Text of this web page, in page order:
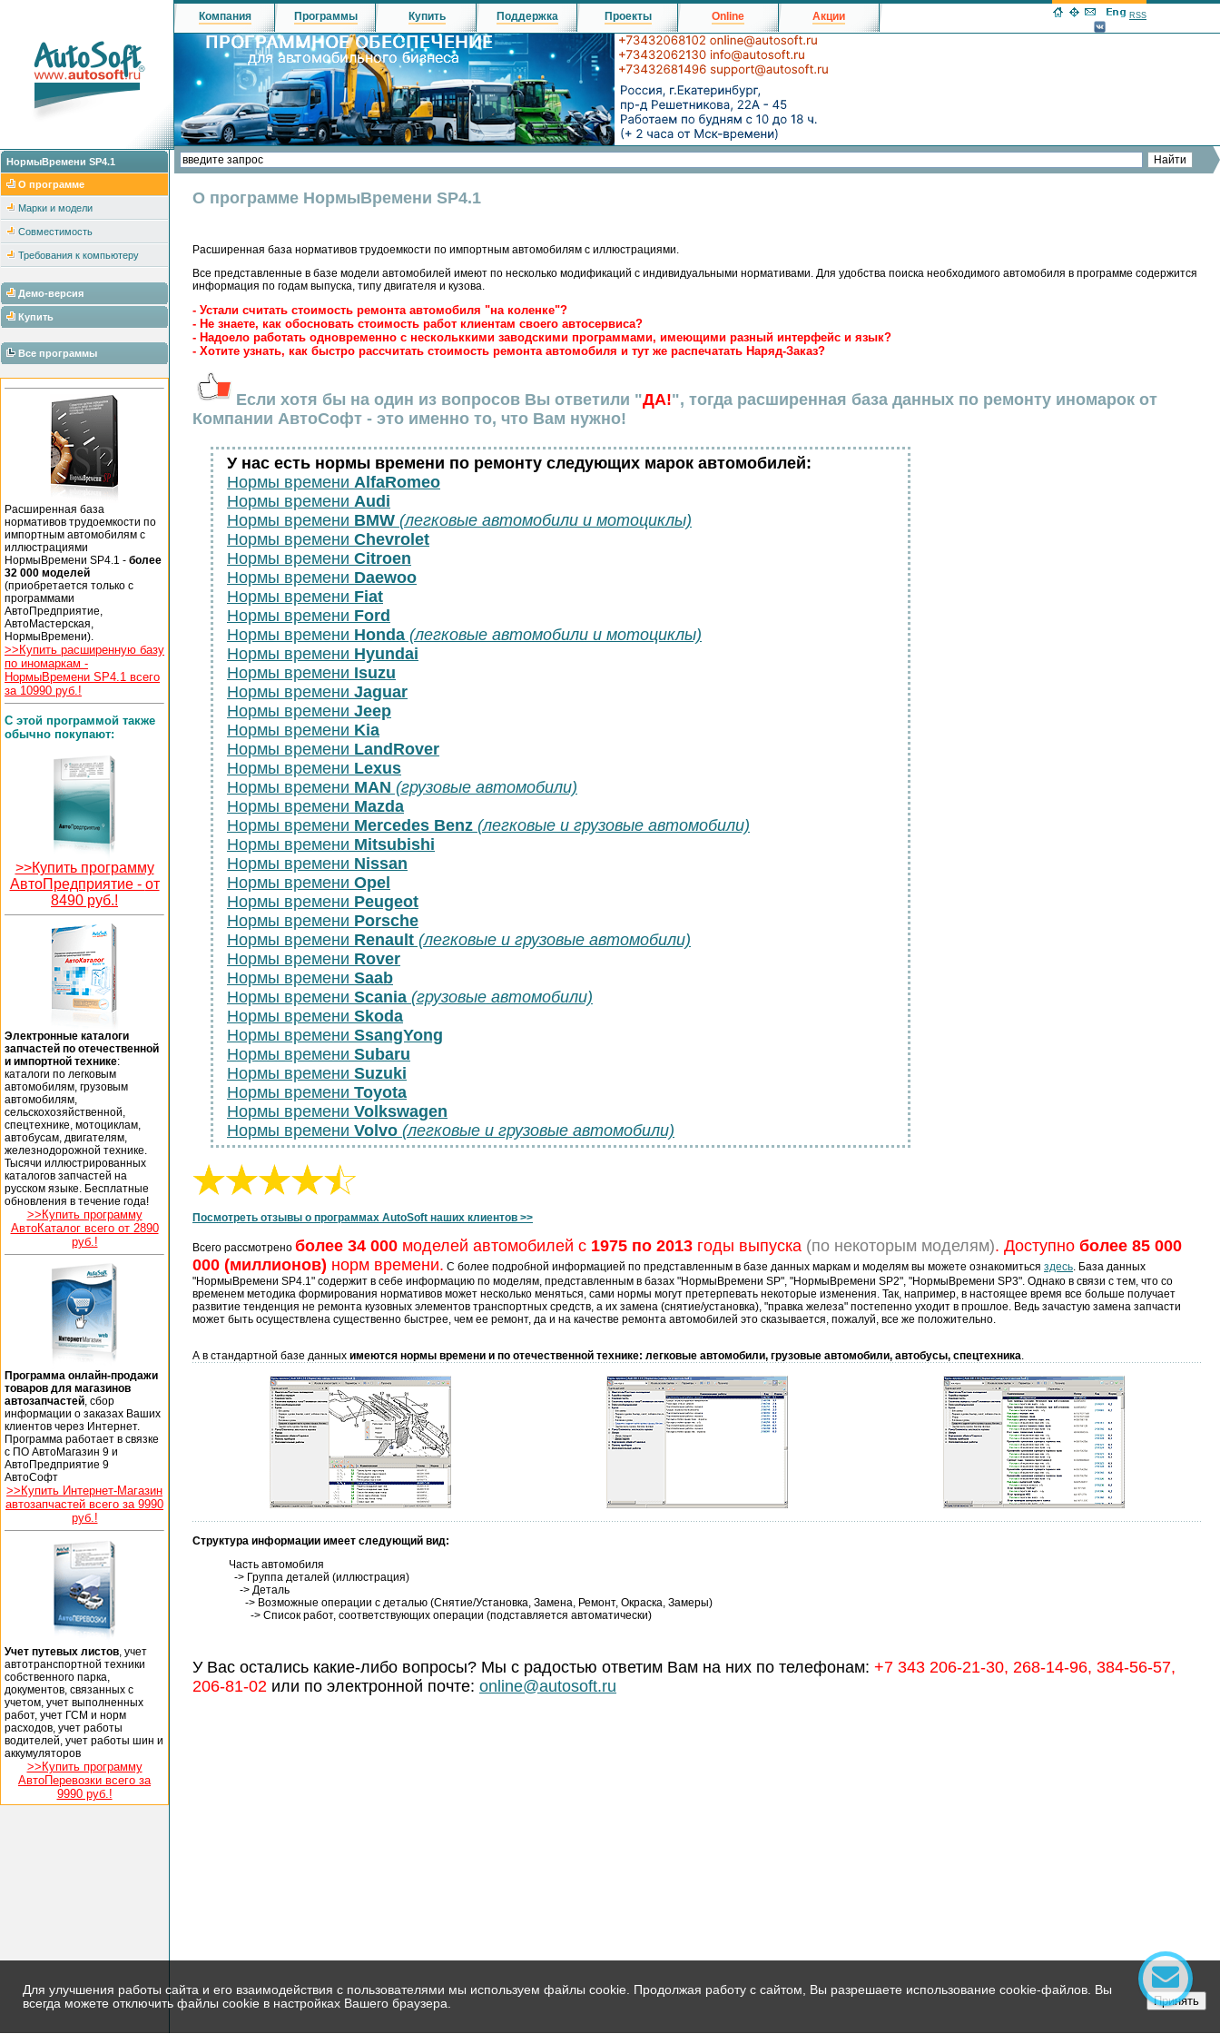
НормыВремени SP4.1
О программе
Марки и модели
Совместимость
Требования к компьютеру
Демо-версия
Купить
Все программы
Расширенная база
нормативов трудоемкости по
импортным автомобилям с
иллюстрациями
НормыВремени SP4.1 - более
32 000 моделей
(приобретается только с
программами
АвтоПредприятие,
АвтоМастерская,
НормыВремени).
>>Купить расширенную базу
по иномаркам -
НормыВремени SP4.1 всего
за 10990 руб.!
С этой программой также
обычно покупают:
>>Купить программу
АвтоПредприятие - от
8490 руб.!
Электронные каталоги
запчастей по отечественной
и импортной технике:
каталоги по легковым
автомобилям, грузовым
автомобилям,
сельскохозяйственной,
спецтехнике, мотоциклам,
автобусам, двигателям,
железнодорожной технике.
Тысячи иллюстрированных
каталогов запчастей на
русском языке. Бесплатные
обновления в течение года!
>>Купить программу
АвтоКаталог всего от 2890
руб.!
Программа онлайн-продажи
товаров для магазинов
автозапчастей , сбор
информации о заказах Ваших
клиентов через Интернет.
Программа работает в связке
с ПО АвтоМагазин 9 и
АвтоПредприятие 9
АвтоСофт
>>Купить Интернет-Магазин
автозапчастей всего за 9990
руб.!
Учет путевых листов , учет
автотранспортной техники
собственного парка,
документов, связанных с
учетом, учет выполненных
работ, учет ГСМ и норм
расходов, учет работы
водителей, учет работы шин и
аккумуляторов
>>Купить программу
АвтоПеревозки всего за
9990 руб.!
Компания Программы Купить Поддержка Проекты Online Акции RSS
О программе НормыВремени SP4.1
Расширенная база нормативов трудоемкости по импортным автомобилям с иллюстрациями.
Все представленные в базе модели автомобилей имеют по несколько модификаций с индивидуальными нормативами. Для удобства поиска необходимого автомобиля в программе содержится
информация по годам выпуска, типу двигателя и кузова.
- Устали считать стоимость ремонта автомобиля "на коленке"?
- Не знаете, как обосновать стоимость работ клиентам своего автосервиса?
- Надоело работать одновременно с нескольккими заводскими программами, имеющими разный интерфейс и язык?
- Хотите узнать, как быстро рассчитать стоимость ремонта автомобиля и тут же распечатать Наряд-Заказ?
Если хотя бы на один из вопросов Вы ответили "ДА!", тогда расширенная база данных по ремонту иномарок от
Компании АвтоСофт - это именно то, что Вам нужно!
У нас есть нормы времени по ремонту следующих марок автомобилей:
Нормы времени AlfaRomeo
Нормы времени Audi
Нормы времени BMW (легковые автомобили и мотоциклы)
Нормы времени Chevrolet
Нормы времени Citroen
Нормы времени Daewoo
Нормы времени Fiat
Нормы времени Ford
Нормы времени Honda (легковые автомобили и мотоциклы)
Нормы времени Hyundai
Нормы времени Isuzu
Нормы времени Jaguar
Нормы времени Jeep
Нормы времени Kia
Нормы времени LandRover
Нормы времени Lexus
Нормы времени MAN (грузовые автомобили)
Нормы времени Mazda
Нормы времени Mercedes Benz (легковые и грузовые автомобили)
Нормы времени Mitsubishi
Нормы времени Nissan
Нормы времени Opel
Нормы времени Peugeot
Нормы времени Porsche
Нормы времени Renault (легковые и грузовые автомобили)
Нормы времени Rover
Нормы времени Saab
Нормы времени Scania (грузовые автомобили)
Нормы времени Skoda
Нормы времени SsangYong
Нормы времени Subaru
Нормы времени Suzuki
Нормы времени Toyota
Нормы времени Volkswagen
Нормы времени Volvo (легковые и грузовые автомобили)
Посмотреть отзывы о программах AutoSoft наших клиентов >>
Всего рассмотрено более 34 000 моделей автомобилей с 1975 по 2013 годы выпуска (по некоторым моделям). Доступно более 85 000
000 (миллионов) норм времени. С более подробной информацией по представленным в базе данных маркам и моделям вы можете ознакомиться здесь. База данных
"НормыВремени SP4.1" содержит в себе информацию по моделям, представленным в базах "НормыВремени SP", "НормыВремени SP2", "НормыВремени SP3". Однако в связи с тем, что со
временем методика формирования нормативов может несколько меняться, сами нормы могут претерпевать некоторые изменения. Так, например, в настоящее время все больше получает
развитие тенденция не ремонта кузовных элементов транспортных средств, а их замена (снятие/установка), "правка железа" постепенно уходит в прошлое. Ведь зачастую замена запчасти
может быть осуществлена существенно быстрее, чем ее ремонт, да и на качестве ремонта автомобилей это сказывается, пожалуй, все же положительно.
А в стандартной базе данных имеются нормы времени и по отечественной технике: легковые автомобили, грузовые автомобили, автобусы, спецтехника.
Структура информации имеет следующий вид:
Часть автомобиля
-> Группа деталей (иллюстрация)
-> Деталь
-> Возможные операции с деталью (Снятие/Установка, Замена, Ремонт, Окраска, Замеры)
-> Список работ, соответствующих операции (подставляется автоматически)
У Вас остались какие-либо вопросы? Мы с радостью ответим Вам на них по телефонам: +7 343 206-21-30, 268-14-96, 384-56-57,
206-81-02 или по электронной почте: online@autosoft.ru
Для улучшения работы сайта и его взаимодействия с пользователями мы используем файлы cookie. Продолжая работу с сайтом, Вы разрешаете использование cookie-файлов. Вы
всегда можете отключить файлы cookie в настройках Вашего браузера.
Принять